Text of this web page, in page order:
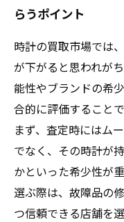
らうポイント
時計の買取市場では
が下がると思われが
能性やブランドの希
合的に評価すること
まず、査定時にはム
でなく、その時計が
かといった希少性が
選ぶ際は、故障品の
つ信頼できる店舗を